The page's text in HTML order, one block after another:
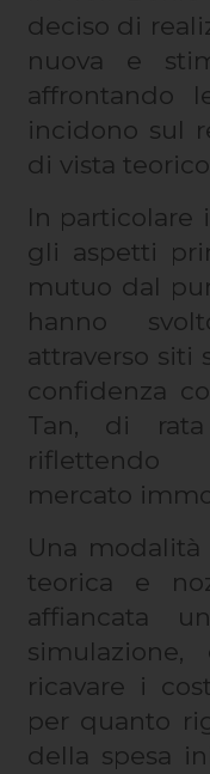
deciso di
nuova e
affrontando
incidono sul
di vista
In particolare
gli aspetti
mutuo dal
hanno
attraverso siti
confidenza
Tan, di
riflettendo
mercato
Una
teorica e
affiancata
ricavare i
per quanto
della spesa